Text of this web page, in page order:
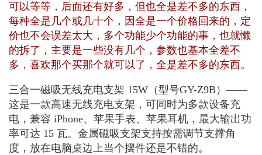
可以等等，后面还有好多，但也全是差不多的东西，
每种全是几个或几十个，因全是一个价格回来的，定
价也不会误差太大，多个功能少个功能的事，也就懒
的拆了，主要是一些没有几个，参数也基本全差不
多，喜欢那个买那个就可以了，全是差不多的东西。
三合一磁吸无线充电支架 15W（型号GY-Z9B）——
这是一款高速无线充电支架，可同时为多款设备充
电，兼容 iPhone、苹果手表、苹果耳机，最大输出功
率可达 15 瓦。金属磁吸支架支持按需调节支撑角
度，放在电脑桌边上当个摆件还是不错的。